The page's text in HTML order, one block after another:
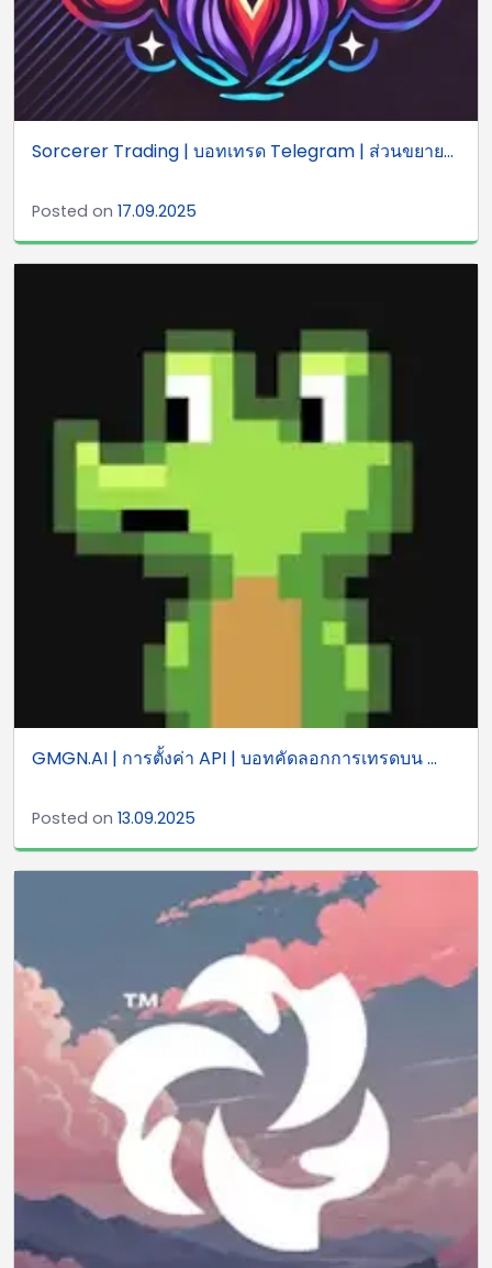
Sorcerer Trading | บอทเทรด Telegram | ส่วนขยาย...
Posted on 17.09.2025
GMGN.AI | การตั้งค่า API | บอทคัดลอกการเทรดบน ...
Posted on 13.09.2025